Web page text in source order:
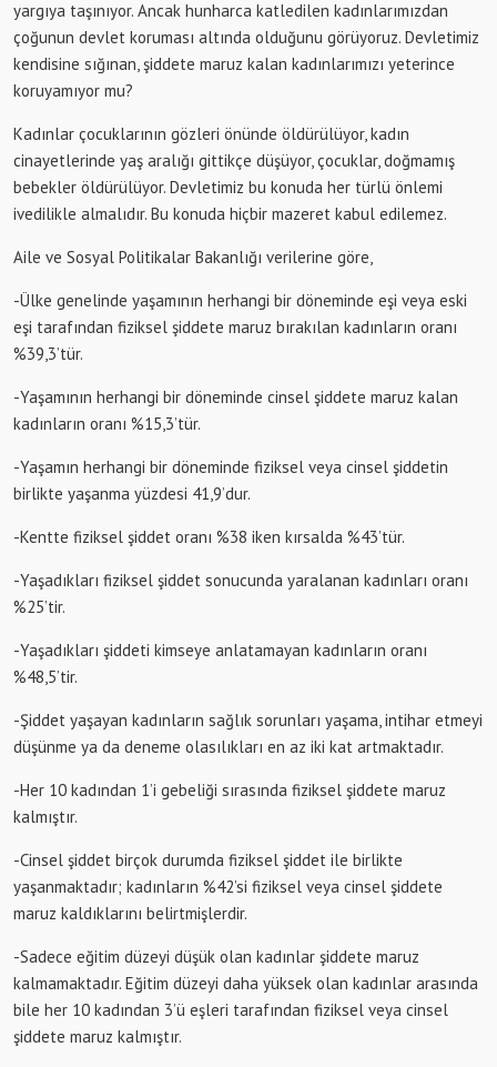
yargıya taşınıyor. Ancak hunharca katledilen kadınlarımızdan
çoğunun devlet koruması altında olduğunu görüyoruz. Devletimiz
kendisine sığınan, şiddete maruz kalan kadınlarımızı yeterince
koruyamıyor mu?
Kadınlar çocuklarının gözleri önünde öldürülüyor, kadın
cinayetlerinde yaş aralığı gittikçe düşüyor, çocuklar, doğmamış
bebekler öldürülüyor. Devletimiz bu konuda her türlü önlemi
ivedilikle almalıdır. Bu konuda hiçbir mazeret kabul edilemez.
Aile ve Sosyal Politikalar Bakanlığı verilerine göre,
-Ülke genelinde yaşamının herhangi bir döneminde eşi veya eski
eşi tarafından fiziksel şiddete maruz bırakılan kadınların oranı
%39,3’tür.
-Yaşamının herhangi bir döneminde cinsel şiddete maruz kalan
kadınların oranı %15,3’tür.
-Yaşamın herhangi bir döneminde fiziksel veya cinsel şiddetin
birlikte yaşanma yüzdesi 41,9’dur.
-Kentte fiziksel şiddet oranı %38 iken kırsalda %43’tür.
-Yaşadıkları fiziksel şiddet sonucunda yaralanan kadınları oranı
%25’tir.
-Yaşadıkları şiddeti kimseye anlatamayan kadınların oranı
%48,5’tir.
-Şiddet yaşayan kadınların sağlık sorunları yaşama, intihar etmeyi
düşünme ya da deneme olasılıkları en az iki kat artmaktadır.
-Her 10 kadından 1’i gebeliği sırasında fiziksel şiddete maruz
kalmıştır.
-Cinsel şiddet birçok durumda fiziksel şiddet ile birlikte
yaşanmaktadır; kadınların %42’si fiziksel veya cinsel şiddete
maruz kaldıklarını belirtmişlerdir.
-Sadece eğitim düzeyi düşük olan kadınlar şiddete maruz
kalmamaktadır. Eğitim düzeyi daha yüksek olan kadınlar arasında
bile her 10 kadından 3’ü eşleri tarafından fiziksel veya cinsel
şiddete maruz kalmıştır.